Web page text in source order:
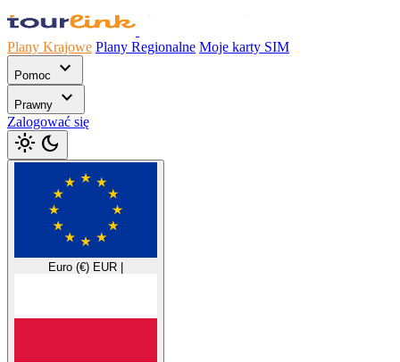
Plany Krajowe Plany Regionalne Moje karty SIM
Pomoc expand_more
Prawny expand_more
Zalogować się
light_mode dark_mode
Euro (€) EUR